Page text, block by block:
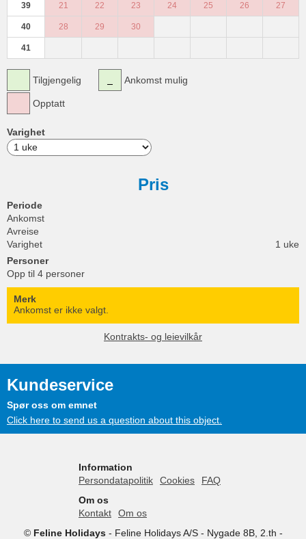
39 21 22 23 24 25 26 27
40 28 29 30
41
Tilgjengelig
Opptatt
Ankomst mulig
Varighet
Pris
Periode
Ankomst
Avreise
Varighet
1 uke
Personer
Opp til 4 personer
Merk
Ankomst er ikke valgt.
Kontrakts- og leievilkår
Kundeservice
Spør oss om emnet
Click here to send us a question about this object.
Information
Persondatapolitik
Cookies
FAQ
Om os
Kontakt
Om os
© Feline Holidays- Feline Holidays A/S- Nygade 8B, 2.th -